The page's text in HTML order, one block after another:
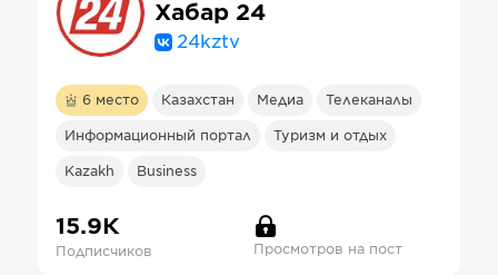
Хабар 24
24kztv
6 место Казахстан Медиа Телеканалы
Информационный портал Туризм и отдых
Kazakh Business
15.9К
Подписчиков Просмотров на пост